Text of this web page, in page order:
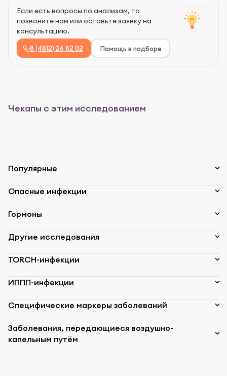
Если есть вопросы по анализам, то
позвоните нам или оставьте заявку на
консультацию.
8 (4812) 26 82 02 Помощь в подборе
Чекапы с этим исследованием
Популярные
Опасные инфекции
Гормоны
Другие исследования
TORCH-инфекции
ИППП-инфекции
Специфические маркеры заболеваний
Заболевания, передающиеся воздушно-
капельным путём